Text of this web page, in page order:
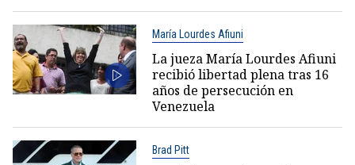
María Lourdes Afiuni
La jueza María Lourdes Afiuni
recibió libertad plena tras 16
años de persecución en
Venezuela
Brad Pitt